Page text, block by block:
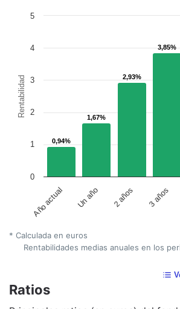
Rentabilidad
0,94%
0,94%
1,67%
1,67%
2,93%
2,93%
3,85%
3,85%
Año actual Un año 2 años 3 años
0
1
2
3
4
5
* Calculada en euros
Rentabilidades medias anuales en los
Ratios